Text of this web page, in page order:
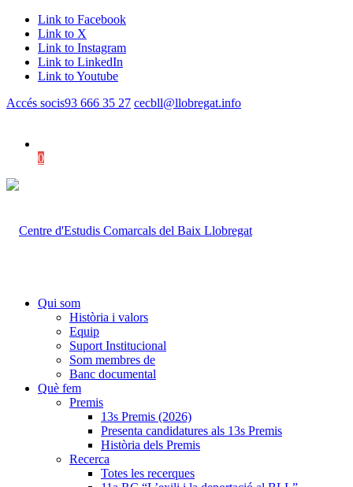
Link to Facebook
Link to X
Link to Instagram
Link to LinkedIn
Link to Youtube
Accés socis93 666 35 27 cecbll@llobregat.info
0
Qui som
Història i valors
Equip
Suport Institucional
Som membres de
Banc documental
Què fem
Premis
13s Premis (2026)
Presenta candidatures als 13s Premis
Història dels Premis
Recerca
Totes les recerques